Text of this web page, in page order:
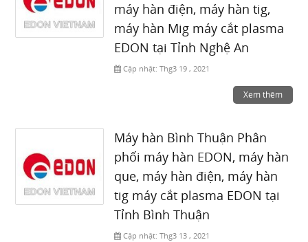
máy hàn điện, máy hàn tig,
máy hàn Mig máy cắt plasma
EDON tại Tỉnh Nghệ An
Cập nhật:Thg3 19 , 2021
Xem thêm
Máy hàn Bình Thuận Phân
phối máy hàn EDON, máy hàn
que, máy hàn điện, máy hàn
tig máy cắt plasma EDON tại
Tỉnh Bình Thuận
Cập nhật:Thg3 13 , 2021